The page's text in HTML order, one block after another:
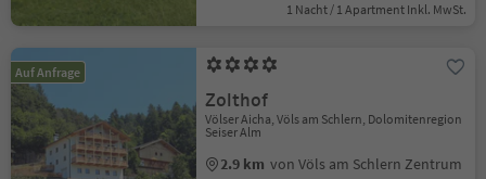
1 Nacht / 1 Apartment Inkl. MwSt.
Auf Anfrage
Zolthof
Völser Aicha, Völs am Schlern, Dolomitenregion
Seiser Alm
2.9 km von Völs am Schlern Zentrum